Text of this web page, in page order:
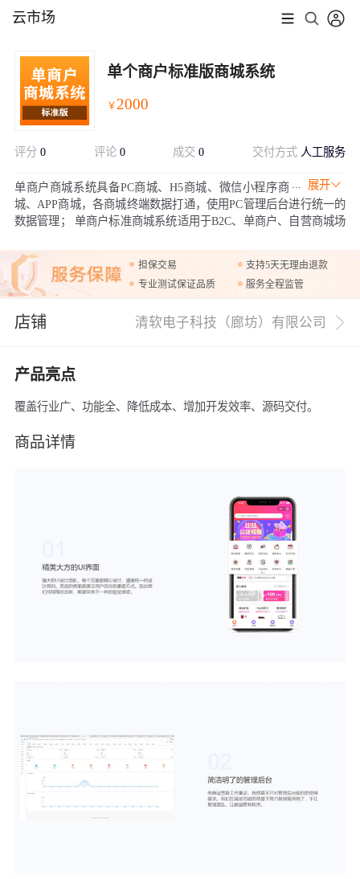
云市场
单个商户标准版商城系统
￥ 2000
评分 0 评论 0 成交0 交付方式 人工服务
展开
单商户商城系统具备PC商城、H5商城、微信小程序商
城、APP商城，各商城终端数据打通，使用PC管理后台进行统一的
数据管理； 单商户标准商城系统适用于B2C、单商户、自营商城场
法，强大的分销能力，支持电子面单和小程序直播等功能。
担保交易
支持5天无理由退款
专业测试保证品质
服务全程监管
店铺 清软电子科技（廊坊）有限公司
产品亮点
覆盖行业广、功能全、降低成本、增加开发效率、源码交付。
商品详情